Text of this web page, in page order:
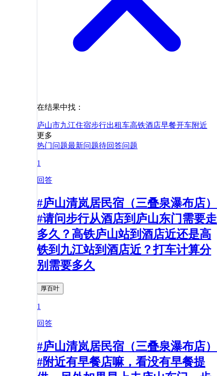
在结果中找：
庐山市九江住宿步行出租车高铁酒店早餐开车附近
更多
热门问题最新问题待回答问题
1
回答
#庐山清岚居民宿（三叠泉瀑布店）
#请问步行从酒店到庐山东门需要走
多久？高铁庐山站到酒店近还是高
铁到九江站到酒店近？打车计算分
别需要多久
厚百叶
1
回答
#庐山清岚居民宿（三叠泉瀑布店）
#附近有早餐店嘛，看没有早餐提